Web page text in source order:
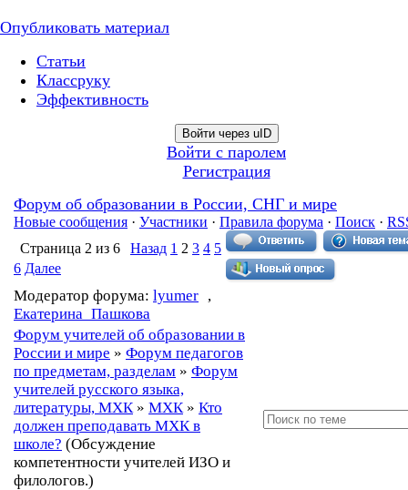
Опубликовать материал
Статьи
Классруку
Эффективность
Войти через uID
Войти с паролем
Регистрация
Форум об образовании в России, СНГ и мире
Новые сообщения · Участники · Правила форума · Поиск ·
Страница 2 из 6 Назад 1 2 3 4 5
6 Далее
Модератор форума: lyumer ,
Екатерина_Пашкова
Форум учителей об образовании в
России и мире » Форум педагогов
по предметам, разделам » Форум
учителей русского языка,
литературы, МХК » МХК » Кто
должен преподавать МХК в
школе? (Обсуждение
компетентности учителей ИЗО и
филологов.)